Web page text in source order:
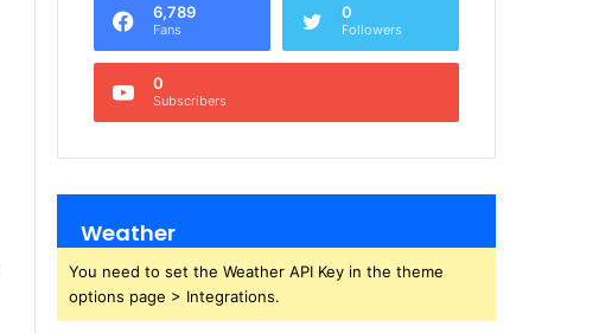
6,789
Fans
0
Followers
0
Subscribers
Weather
You need to set the Weather API Key in the theme
options page > Integrations.